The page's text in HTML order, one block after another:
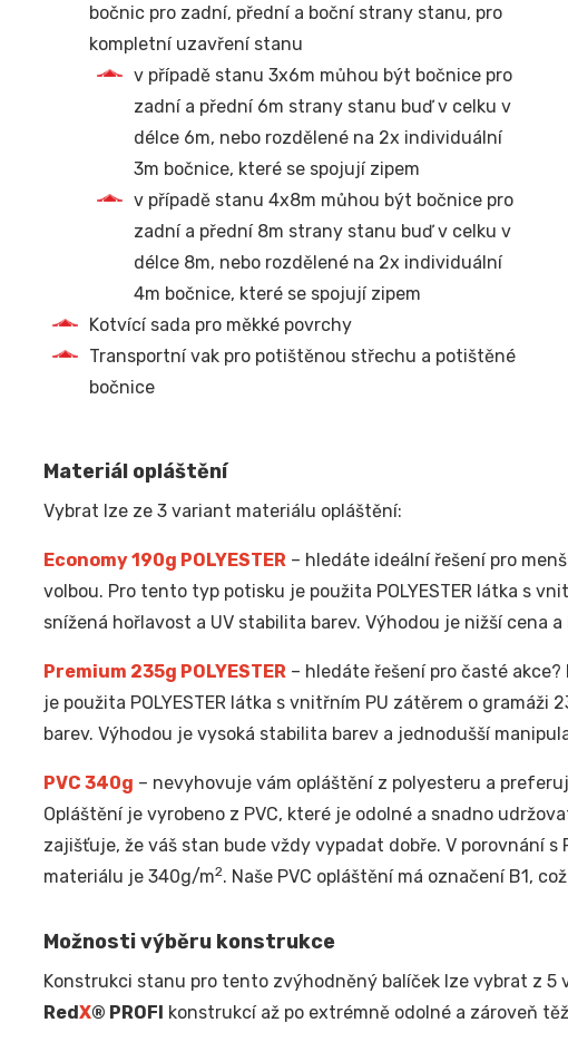
bočnic pro zadní, přední a boční strany stanu, pro
kompletní uzavření stanu
v případě stanu 3x6m můhou být bočnice pro
zadní a přední 6m strany stanu buď v celku v
délce 6m, nebo rozdělené na 2x individuální
3m bočnice, které se spojují zipem
v případě stanu 4x8m můhou být bočnice pro
zadní a přední 8m strany stanu buď v celku v
délce 8m, nebo rozdělené na 2x individuální
4m bočnice, které se spojují zipem
Kotvící sada pro měkké povrchy
Transportní vak pro potištěnou střechu a potištěné
bočnice
Materiál opláštění
Vybrat lze ze 3 variant materiálu opláštění:
Economy 190g POLYESTER– hledáte ideální řešení pro
volbou. Pro tento typ potisku je použita POLYESTER látka s
snížená hořlavost a UV stabilita barev. Výhodou je nižší cena
Premium 235g POLYESTER– hledáte řešení pro časté
je použita POLYESTER látka s vnitřním PU zátěrem o gramáži
barev. Výhodou je vysoká stabilita barev a jednodušší
PVC 340g – nevyhovuje vám opláštění z polyesteru a
Opláštění je vyrobeno z PVC, které je odolné a snadno
zajišťuje, že váš stan bude vždy vypadat dobře. V porovnání s
materiálu je 340g/m2. Naše PVC opláštění má označení B1,
Možnosti výběru konstrukce
Konstrukci stanu pro tento zvýhodněný balíček lze vybrat z
RedX® PROFI konstrukcí až po extrémně odolné a zároveň